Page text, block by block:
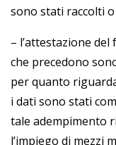
sono stati raccolti
– l’attestazione
che precedono
per quanto
i dati sono stati
tale adempimento
l’impiego di mezzi